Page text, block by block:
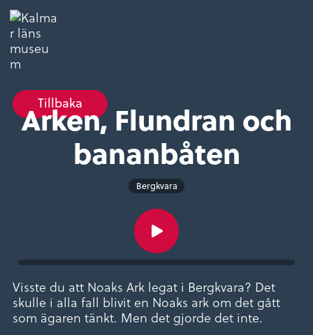
Tillbaka
Arken, Flundran och
bananbåten
Bergkvara
Visste du att Noaks Ark legat i Bergkvara? Det
skulle i alla fall blivit en Noaks ark om det gått
som ägaren tänkt. Men det gjorde det inte.